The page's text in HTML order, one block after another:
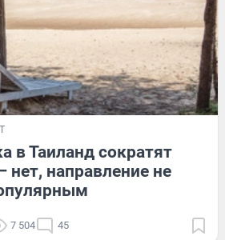
в Таиланд сократят
нет, направление не
7 504 45